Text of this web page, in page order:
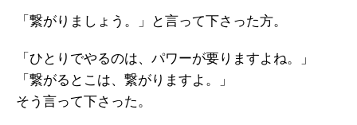
「繋がりましょう。」と言って下さった方。
「ひとりでやるのは、パワーが要りますよね。」
「繋がるとこは、繋がりますよ。」
そう言って下さった。